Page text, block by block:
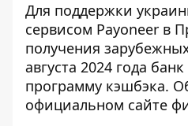
Для поддержки
сервисом Payoneer в
получения
августа 2024 года банк
программу кэшбэка.
официальном сайте